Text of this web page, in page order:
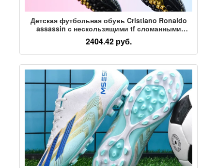
Детская футбольная обувь Cristiano Ronaldo
assassin с нескользящими tf сломанными
шипами, мужские специальные кроссовки для
тренировок студенческой молодежи и
мальчиков
2404.42 руб.